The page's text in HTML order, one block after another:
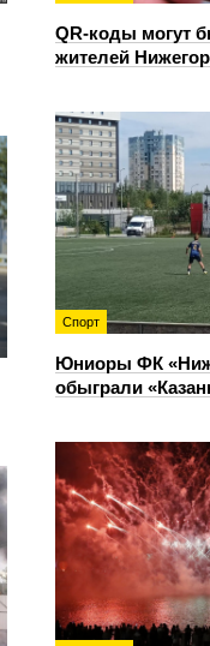
QR-коды могут
жителей
Спорт
Юниоры ФК
обыграли